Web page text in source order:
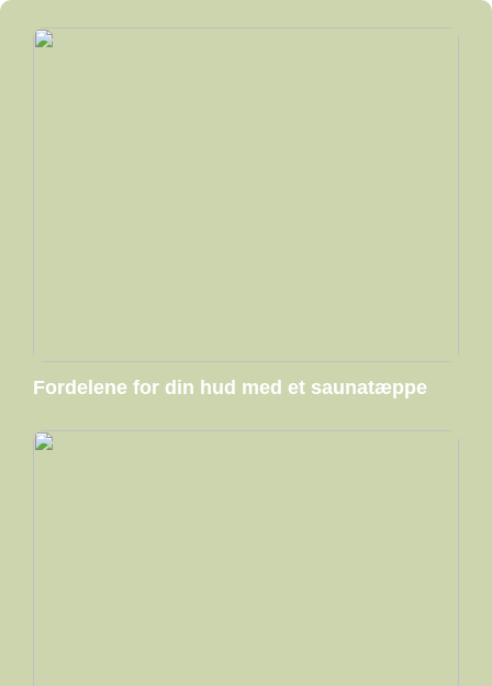
Fordelene for din hud med et saunatæppe